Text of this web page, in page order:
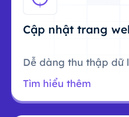
Cập nhật trang
Dễ dàng thu thập dữ
Tìm hiểu thêm